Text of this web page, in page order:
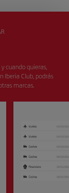
cuando quieras,
Iberia Club, podrás
marcas.